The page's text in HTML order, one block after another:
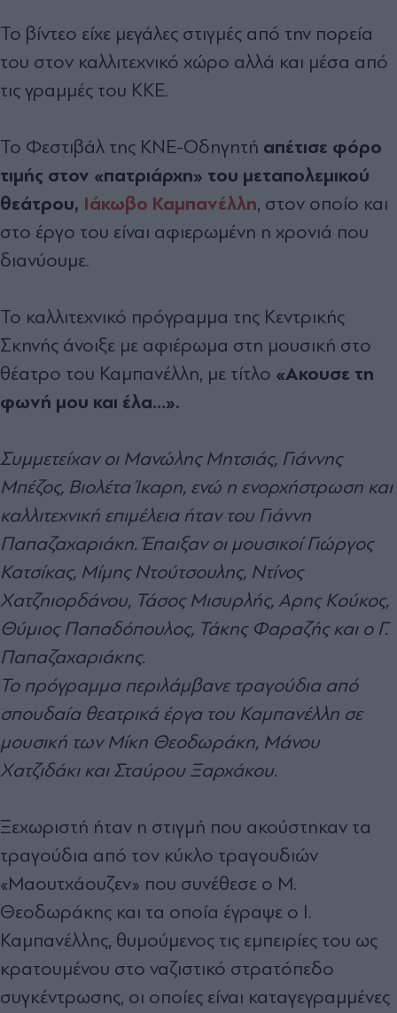
Το βίντεο είχε μεγάλες στιγμές από την πορεία
του στον καλλιτεχνικό χώρο αλλά και μέσα από
τις γραμμές του ΚΚΕ.
Το Φεστιβάλ της ΚΝΕ-Οδηγητή απέτισε φόρο
τιμής στον «πατριάρχη» του μεταπολεμικού
θεάτρου, Ιάκωβο Καμπανέλλη, στον οποίο και
στο έργο του είναι αφιερωμένη η χρονιά που
διανύουμε.
Το καλλιτεχνικό πρόγραμμα της Κεντρικής
Σκηνής άνοιξε με αφιέρωμα στη μουσική στο
θέατρο του Καμπανέλλη, με τίτλο «Ακουσε τη
φωνή μου και έλα…».
Συμμετείχαν οι Μανώλης Μητσιάς, Γιάννης
Μπέζος, Βιολέτα Ίκαρη, ενώ η ενορχήστρωση και
καλλιτεχνική επιμέλεια ήταν του Γιάννη
Παπαζαχαριάκη. Έπαιξαν οι μουσικοί Γιώργος
Κατσίκας, Μίμης Ντούτσουλης, Ντίνος
Χατζηιορδάνου, Τάσος Μισυρλής, Αρης Κούκος,
Θύμιος Παπαδόπουλος, Τάκης Φαραζής και ο Γ.
Παπαζαχαριάκης.
Το πρόγραμμα περιλάμβανε τραγούδια από
σπουδαία θεατρικά έργα του Καμπανέλλη σε
μουσική των Μίκη Θεοδωράκη, Μάνου
Χατζιδάκι και Σταύρου Ξαρχάκου.
Ξεχωριστή ήταν η στιγμή που ακούστηκαν τα
τραγούδια από τον κύκλο τραγουδιών
«Μαουτχάουζεν» που συνέθεσε ο Μ.
Θεοδωράκης και τα οποία έγραψε ο Ι.
Καμπανέλλης, θυμούμενος τις εμπειρίες του ως
κρατουμένου στο ναζιστικό στρατόπεδο
συγκέντρωσης, οι οποίες είναι καταγεγραμμένες